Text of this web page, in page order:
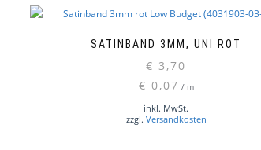
SATINBAND 3MM, UNI ROT
€ 3,70
€ 0,07 / m
inkl. MwSt.
zzgl. Versandkosten